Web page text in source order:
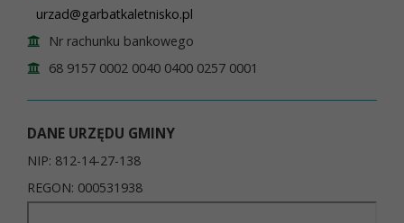
urzad@garbatkaletnisko.pl
Nr rachunku bankowego
68 9157 0002 0040 0400 0257 0001
DANE URZĘDU GMINY
NIP: 812-14-27-138
REGON: 000531938